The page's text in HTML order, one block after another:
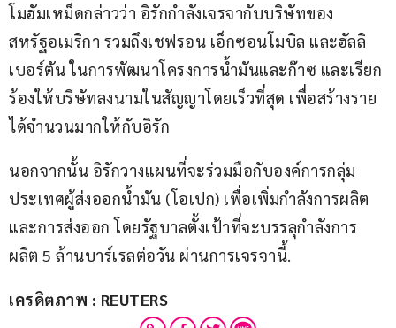
โมฮัมเหม็ดกล่าวว่า อิรักกำลังเจรจากับบริษัทของ
สหรัฐอเมริกา รวมถึงเชฟรอน เอ็กซอนโมบิล และฮัลลิ
เบอร์ตัน ในการพัฒนาโครงการน้ำมันและก๊าซ และเรียก
ร้องให้บริษัทลงนามในสัญญาโดยเร็วที่สุด เพื่อสร้างราย
ได้จำนวนมากให้กับอิรัก
นอกจากนั้น อิรักวางแผนที่จะร่วมมือกับองค์การกลุ่ม
ประเทศผู้ส่งออกน้ำมัน (โอเปก) เพื่อเพิ่มกำลังการผลิต
และการส่งออก โดยรัฐบาลตั้งเป้าที่จะบรรลุกำลังการ
ผลิต 5 ล้านบาร์เรลต่อวัน ผ่านการเจรจานี้.
เครดิตภาพ : REUTERS